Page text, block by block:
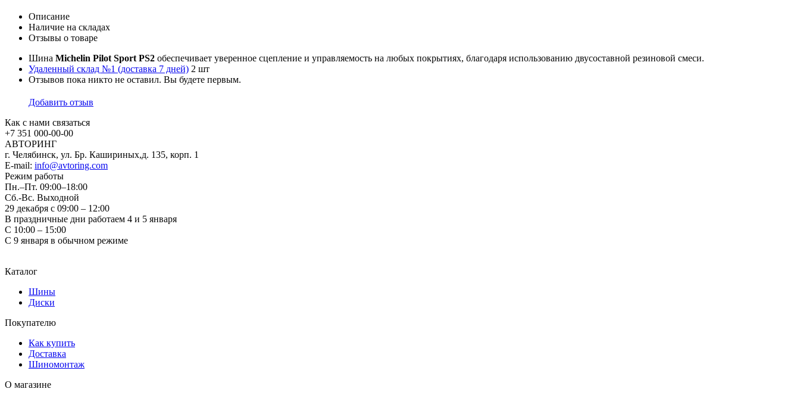
Описание
Наличие на складах
Отзывы о товаре
Шина Michelin Pilot Sport PS2 обеспечивает уверенное сцепление и управляемость на любых покрытиях, благодаря использованию двусоставной резиновой смеси.
Удаленный склад №1 (доставка 7 дней) 2 шт
Отзывов пока никто не оставил. Вы будете первым.
Добавить отзыв
Как с нами связаться
+7 351 000-00-00
АВТОРИНГ
г. Челябинск, ул. Бр. Кашириных,д. 135, корп. 1
E-mail: info@avtoring.com
Режим работы
Пн.–Пт. 09:00–18:00
Сб.-Вс. Выходной
29 декабря с 09:00 – 12:00
В праздничные дни работаем 4 и 5 января
С 10:00 – 15:00
С 9 января в обычном режиме
Каталог
Шины
Диски
Покупателю
Как купить
Доставка
Шиномонтаж
О магазине